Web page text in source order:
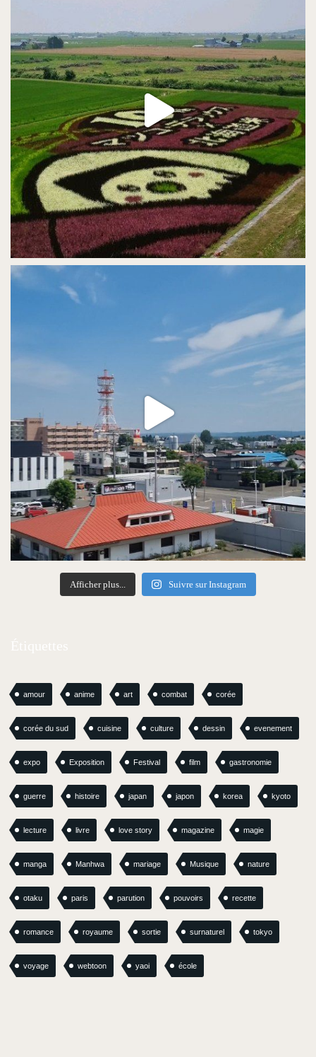
Afficher plus... Suivre sur Instagram
amour anime art combat corée
corée du sud cuisine culture dessin evenement
expo Exposition Festival film gastronomie
guerre histoire japan japon korea kyoto
lecture livre love story magazine magie
manga Manhwa mariage Musique nature
otaku paris parution pouvoirs recette
romance royaume sortie surnaturel tokyo
voyage webtoon yaoi école